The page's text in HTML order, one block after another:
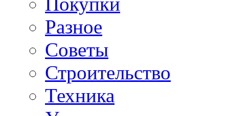
Разное
Советы
Строительство
Техника